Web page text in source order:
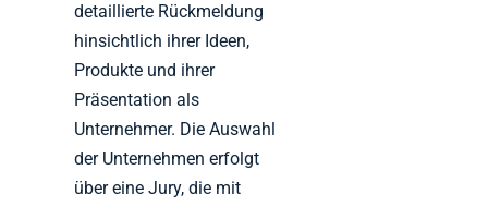
detaillierte Rückmeldung
hinsichtlich ihrer Ideen,
Produkte und ihrer
Präsentation als
Unternehmer. Die Auswahl
der Unternehmen erfolgt
über eine Jury, die mit